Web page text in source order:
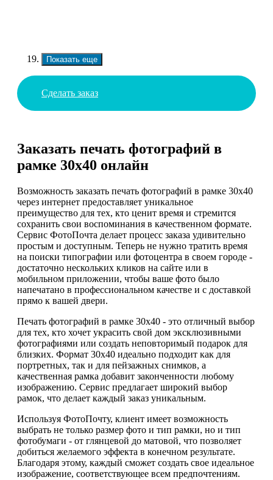
Показать еще
Сделать заказ
Заказать печать фотографий в
рамке 30х40 онлайн
Возможность заказать печать фотографий в рамке 30х40
через интернет предоставляет уникальное
преимущество для тех, кто ценит время и стремится
сохранить свои воспоминания в качественном формате.
Сервис ФотоПочта делает процесс заказа удивительно
простым и доступным. Теперь не нужно тратить время
на поиски типографии или фотоцентра в своем городе -
достаточно нескольких кликов на сайте или в
мобильном приложении, чтобы ваше фото было
напечатано в профессиональном качестве и с доставкой
прямо к вашей двери.
Печать фотографий в рамке 30х40 - это отличный выбор
для тех, кто хочет украсить свой дом эксклюзивными
фотографиями или создать неповторимый подарок для
близких. Формат 30х40 идеально подходит как для
портретных, так и для пейзажных снимков, а
качественная рамка добавит законченности любому
изображению. Сервис предлагает широкий выбор
рамок, что делает каждый заказ уникальным.
Используя ФотоПочту, клиент имеет возможность
выбрать не только размер фото и тип рамки, но и тип
фотобумаги - от глянцевой до матовой, что позволяет
добиться желаемого эффекта в конечном результате.
Благодаря этому, каждый сможет создать свое идеальное
изображение, соответствующее всем предпочтениям.